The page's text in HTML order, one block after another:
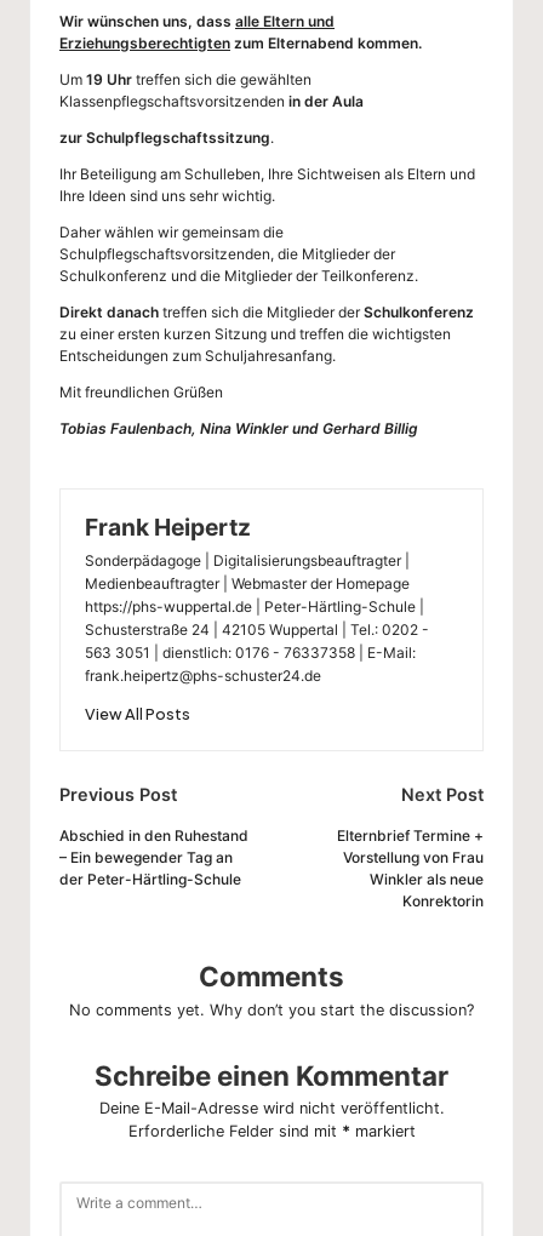
Wir wünschen uns, dass alle Eltern und
Erziehungsberechtigten zum Elternabend kommen.
Um 19 Uhr treffen sich die gewählten
Klassenpflegschaftsvorsitzenden in der Aula
zur Schulpflegschaftssitzung.
Ihr Beteiligung am Schulleben, Ihre Sichtweisen als Eltern und
Ihre Ideen sind uns sehr wichtig.
Daher wählen wir gemeinsam die
Schulpflegschaftsvorsitzenden, die Mitglieder der
Schulkonferenz und die Mitglieder der Teilkonferenz.
Direkt danach treffen sich die Mitglieder derSchulkonferenz
zu einer ersten kurzen Sitzung und treffen die wichtigsten
Entscheidungen zum Schuljahresanfang.
Mit freundlichen Grüßen
Tobias Faulenbach, Nina Winkler und Gerhard Billig
Frank Heipertz
Sonderpädagoge | Digitalisierungsbeauftragter |
Medienbeauftragter | Webmaster der Homepage
https://phs-wuppertal.de | Peter-Härtling-Schule |
Schusterstraße 24 | 42105 Wuppertal | Tel.: 0202 -
563 3051 | dienstlich: 0176 - 76337358 | E-Mail:
frank.heipertz@phs-schuster24.de
View All Posts
Post
navigation
Previous Post
Abschied in den Ruhestand
– Ein bewegender Tag an
der Peter-Härtling-Schule
Next Post
Elternbrief Termine +
Vorstellung von Frau
Winkler als neue
Konrektorin
Comments
No comments yet. Why don’t you start the discussion?
Schreibe einen Kommentar
Deine E-Mail-Adresse wird nicht veröffentlicht.
Erforderliche Felder sind mit * markiert